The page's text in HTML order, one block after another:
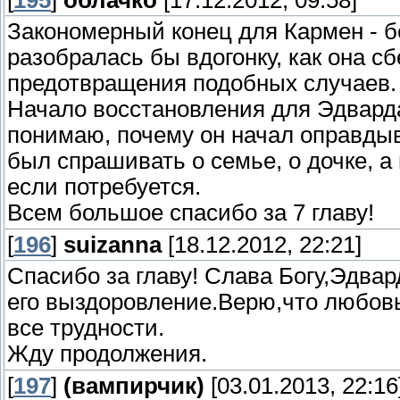
Закономерный конец для Кармен -
разобралась бы вдогонку, как она
предотвращения подобных случаев.
Начало восстановления для
понимаю, почему он начал
был спрашивать о семье, о дочке,
если потребуется.
Всем большое спасибо за 7 главу!
[196] suizanna[18.12.2012, 22:21]
Спасибо за главу! Слава
его выздоровление.Верю,что
все трудности.
Жду продолжения.
[197] (вампирчик) [03.01.2013,